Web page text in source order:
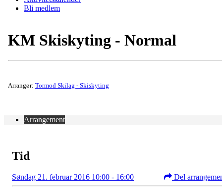
Bli medlem
KM Skiskyting - Normal
Arrangør: Tormod Skilag - Skiskyting
Arrangement
Tid
Søndag 21. februar 2016 10:00 - 16:00 Del